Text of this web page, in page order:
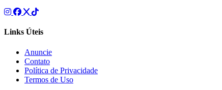
Links Úteis
Anuncie
Contato
Política de Privacidade
Termos de Uso